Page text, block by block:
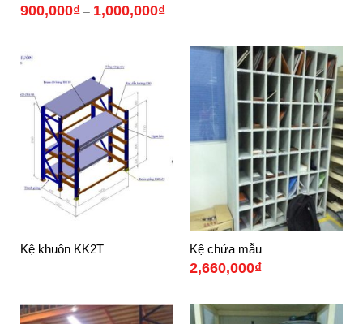
900,000₫ – 1,000,000₫Khoảng
giá:
Kệ khuôn KK2T Kệ chứa mẫu
2,660,000₫